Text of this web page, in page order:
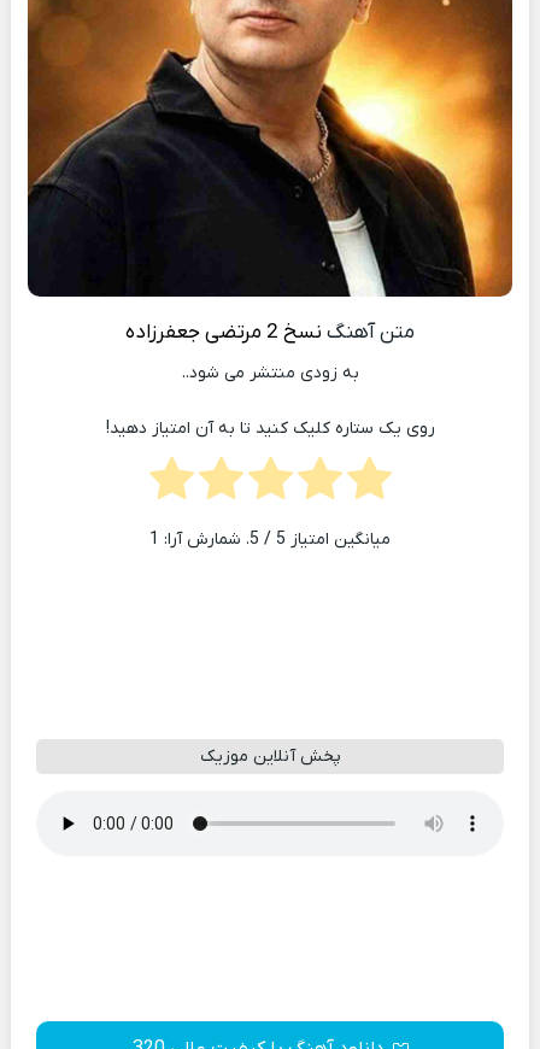
متن آهنگ نسخ 2 مرتضی جعفرزاده
به زودی منتشر می شود..
روی یک ستاره کلیک کنید تا به آن امتیاز دهید!
میانگین امتیاز 5 / 5. شمارش آرا: 1
پخش آنلاین موزیک